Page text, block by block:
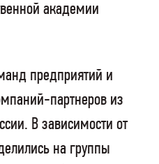
академии
предприятий и
партнеров из
В зависимости от
на группы